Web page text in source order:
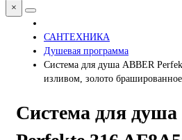
×
САНТЕХНИКА
Душевая программа
Система для душа ABBER
изливом, золото брашированное
Система для